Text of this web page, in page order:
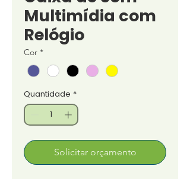
Multimídia com
Relógio
Cor *
Quantidade *
Solicitar orçamento